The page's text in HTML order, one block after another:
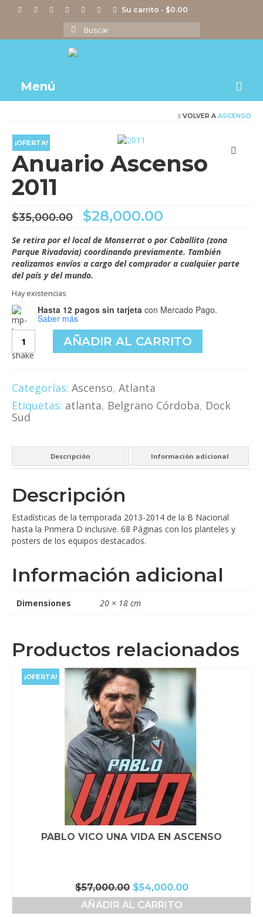
Su carrito - $0.00
Buscar
por:
Menú
Actividades
Imágenes
Videos
Tienda
VOLVER A ASCENSO
¡OFERTA!
Anuario Ascenso
2011
$35,000.00 El
precio
original
era:
$35,000.00.
$28,000.00
actual
es:
$28,000.00.
Se retira por el local de Monserrat o por Caballito (zona
Parque Rivadavia) coordinando previamente. También
realizamos envíos a cargo del comprador a cualquier parte
del país y del mundo.
Hay existencias
Hasta 12 pagos sin tarjeta con Mercado Pago.
Saber más
Ascenso
2011
AÑADIR AL CARRITO
Categorías: Ascenso, Atlanta
Etiquetas: atlanta, Belgrano Córdoba, Dock
Sud
Descripción Información adicional
Descripción
Estadísticas de la temporada 2013-2014 de la B Nacional
hasta la Primera D inclusive. 68 Páginas con los planteles y
posters de los equipos destacados.
Información adicional
Dimensiones 20 × 18 cm
Productos relacionados
¡OFERTA!
PABLO VICO UNA VIDA EN ASCENSO
$57,000.00 El
precio
original
$54,000.00El
precio
AÑADIR AL CARRITO